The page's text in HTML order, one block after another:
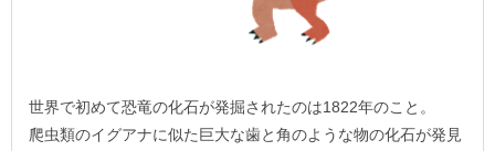
世界で初めて恐竜の化石が発掘されたのは1822年のこと。
爬虫類のイグアナに似た巨大な歯と角のような物の化石が発見